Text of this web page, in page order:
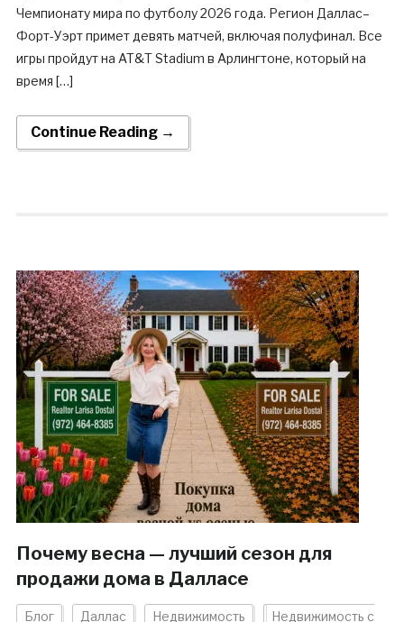
Чемпионату мира по футболу 2026 года. Регион Даллас–
Форт-Уэрт примет девять матчей, включая полуфинал. Все
игры пройдут на AT&T Stadium в Арлингтоне, который на
время […]
Continue Reading →
Почему весна — лучший сезон для
продажи дома в Далласе
Блог Даллас Недвижимость Недвижимость с